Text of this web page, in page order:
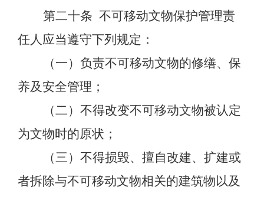
第二十条 不可移动文物保护管理责
任人应当遵守下列规定：
（一）负责不可移动文物的修缮、保
养及安全管理；
（二）不得改变不可移动文物被认定
为文物时的原状；
（三）不得损毁、擅自改建、扩建或
者拆除与不可移动文物相关的建筑物以及